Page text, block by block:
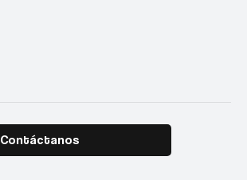
Contáctanos